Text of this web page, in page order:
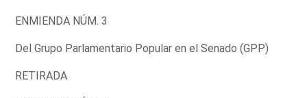
ENMIENDA NÚM. 3
Del Grupo Parlamentario Popular en el Senado (GPP)
RETIRADA